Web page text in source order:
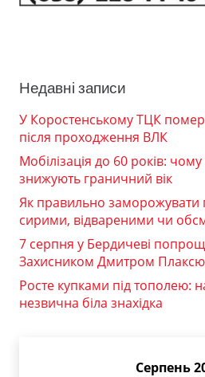
Недавні записи
У Коростенському ТЦК помер
після проходження ВЛК
Мобілізація до 60 років: чому
знижують граничний вік
Як правильно
сирими, відвареними чи
7 серпня у Бердичеві
Захисником Дмитром
Росте купками під тополею:
незвична біла знахідка
Серпень